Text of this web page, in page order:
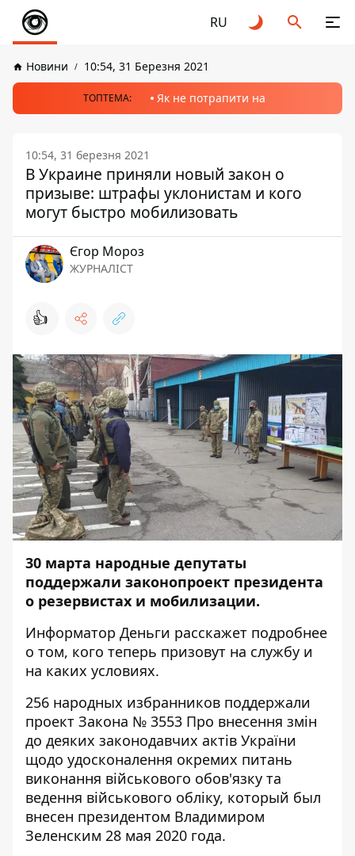
RU
Новини 10:54, 31 Березня 2021
ТОПТЕМА: Як не потрапити на
10:54, 31 березня 2021
В Украине приняли новый закон о
призыве: штрафы уклонистам и кого
могут быстро мобилизовать
Єгор Мороз
ЖУРНАЛІСТ
👍
30 марта народные депутаты
поддержали законопроект президента
о резервистах и мобилизации.
Информатор Деньги расскажет подробнее
о том, кого теперь призовут на службу и
на каких условиях.
256 народных избранников поддержали
проект Закона № 3553 Про внесення змін
до деяких законодавчих актів України
щодо удосконалення окремих питань
виконання військового обов'язку та
ведення військового обліку, который был
внесен президентом Владимиром
Зеленским 28 мая 2020 года.